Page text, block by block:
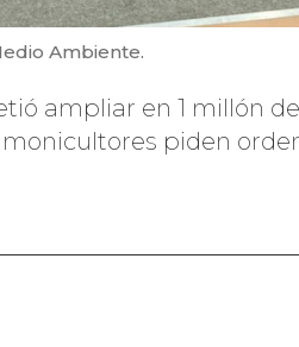
Ambiente.
ampliar en 1 millón
piden